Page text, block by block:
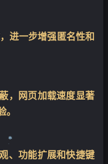
进一步增强匿名性和
，网页加载速度显著
、功能扩展和快捷键